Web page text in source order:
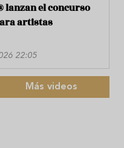
lanzan el concurso
artistas
22:05
Más videos